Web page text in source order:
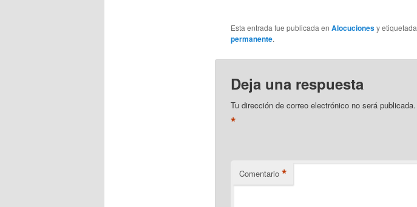
Esta entrada fue publicada en Alocucionesy etiquetada
permanente.
Deja una respuesta
Tu dirección de correo electrónico no será publicada.
*
Comentario *